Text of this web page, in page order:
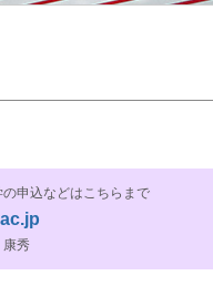
申込などはこちらまで
秀